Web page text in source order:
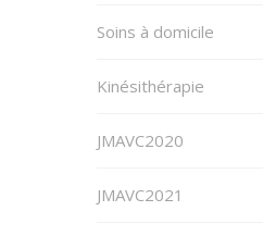
Soins à domicile
Kinésithérapie
JMAVC2020
JMAVC2021